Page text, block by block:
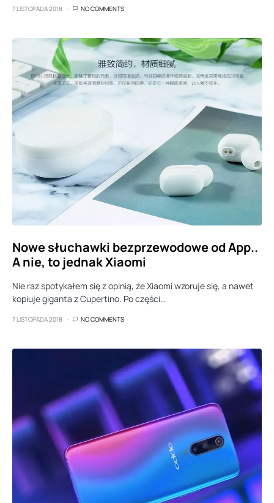
7 LISTOPADA 2018 NO COMMENTS
Nowe słuchawki bezprzewodowe od App..
A nie, to jednak Xiaomi
Nie raz spotykałem się z opinią, że Xiaomi wzoruje się, a nawet
kopiuje giganta z Cupertino. Po części…
7 LISTOPADA 2018 NO COMMENTS